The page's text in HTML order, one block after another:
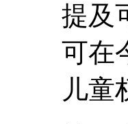
提及
可在
儿童